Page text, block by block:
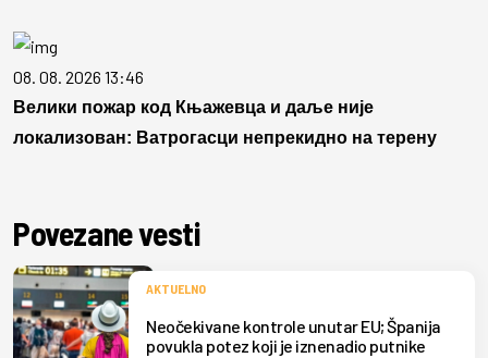
08. 08. 2026 13:46
Велики пожар код Књажевца и даље није
локализован: Ватрогасци непрекидно на терену
Povezane vesti
AKTUELNO
Neočekivane kontrole unutar EU; Španija
povukla potez koji je iznenadio putnike